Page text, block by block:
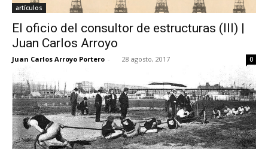
artículos
El oficio del consultor de estructuras (III) |
Juan Carlos Arroyo
Juan Carlos Arroyo Portero - 28 agosto, 2017 0